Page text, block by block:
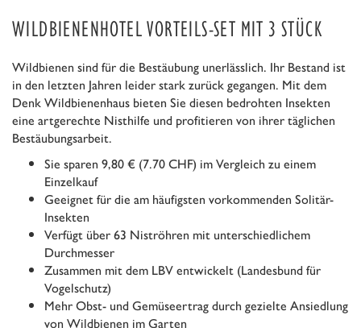
WILDBIENENHOTEL VORTEILS-SET MIT 3 STÜCK
Wildbienen sind für die Bestäubung unerlässlich. Ihr Bestand ist
in den letzten Jahren leider stark zurück gegangen. Mit dem
Denk Wildbienenhaus bieten Sie diesen bedrohten Insekten
eine artgerechte Nisthilfe und profitieren von ihrer täglichen
Bestäubungsarbeit.
Sie sparen 9,80 € (7.70 CHF) im Vergleich zu einem
Einzelkauf
Geeignet für die am häufigsten vorkommenden Solitär-
Insekten
Verfügt über 63 Niströhren mit unterschiedlichem
Durchmesser
Zusammen mit dem LBV entwickelt (Landesbund für
Vogelschutz)
Mehr Obst- und Gemüseertrag durch gezielte Ansiedlung
von Wildbienen im Garten